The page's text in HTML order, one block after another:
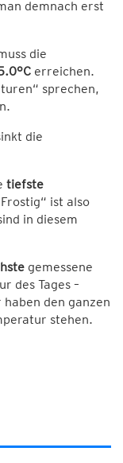
demnach erst
die
erreichen.
sprechen,
die
tiefste
ist also
in diesem
gemessene
des Tages –
den ganzen
stehen.